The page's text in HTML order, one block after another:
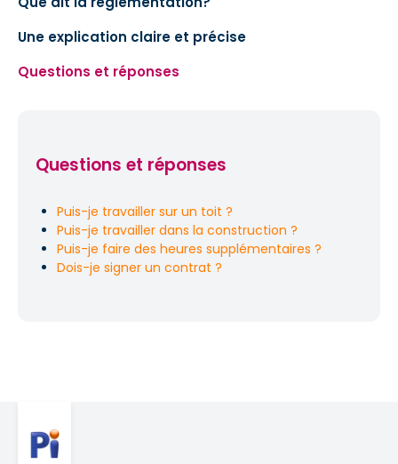
Une explication claire et précise
Questions et réponses
Questions et réponses
Puis-je travailler sur un toit ?
Puis-je travailler dans la construction ?
Puis-je faire des heures supplémentaires ?
Dois-je signer un contrat ?